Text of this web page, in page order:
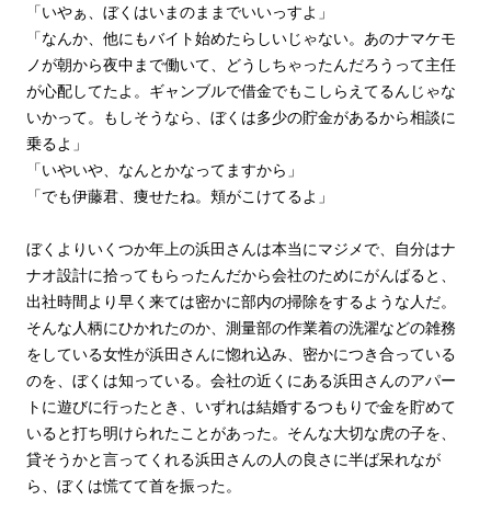
「いやぁ、ぼくはいまのままでいいっすよ」
「なんか、他にもバイト始めたらしいじゃない。あのナマケモ
ノが朝から夜中まで働いて、どうしちゃったんだろうって主任
が心配してたよ。ギャンブルで借金でもこしらえてるんじゃな
いかって。もしそうなら、ぼくは多少の貯金があるから相談に
乗るよ」
「いやいや、なんとかなってますから」
「でも伊藤君、痩せたね。頬がこけてるよ」
ぼくよりいくつか年上の浜田さんは本当にマジメで、自分はナ
ナオ設計に拾ってもらったんだから会社のためにがんばると、
出社時間より早く来ては密かに部内の掃除をするような人だ。
そんな人柄にひかれたのか、測量部の作業着の洗濯などの雑務
をしている女性が浜田さんに惚れ込み、密かにつき合っている
のを、ぼくは知っている。会社の近くにある浜田さんのアパー
トに遊びに行ったとき、いずれは結婚するつもりで金を貯めて
いると打ち明けられたことがあった。そんな大切な虎の子を、
貸そうかと言ってくれる浜田さんの人の良さに半ば呆れなが
ら、ぼくは慌てて首を振った。